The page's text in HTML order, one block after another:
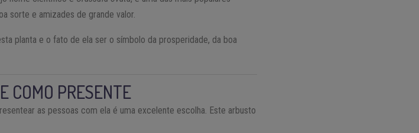
sorte e amizades de grande valor.
planta e o fato de ela ser o símbolo da prosperidade, da boa
COMO PRESENTE
as pessoas com ela é uma excelente escolha. Este arbusto